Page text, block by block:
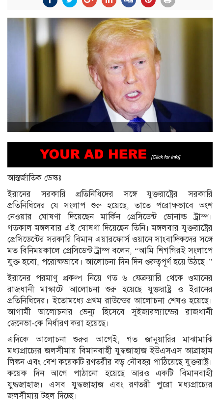
আন্তর্জাতিক ডেস্কঃ
ইরানের সরকারি প্রতিনিধিদের সঙ্গে যুক্তরাষ্ট্রের সরকারি
প্রতিনিধিদের যে সংলাপ শুরু হয়েছে, তাতে পরোক্ষভাবে অংশ
নেওয়ার ঘোষণা দিয়েছেন মার্কিন প্রেসিডেন্ট ডোনাল্ড ট্রাম্প।
গতকাল মঙ্গলবার এই ঘোষণা দিয়েছেন তিনি। মঙ্গলবার যুক্তরাষ্ট্রের
প্রেসিডেন্টের সরকারি বিমান এয়ারফোর্স ওয়ানে সাংবাদিকদের সঙ্গে
মত বিনিময়কালে প্রেসিডেন্ট ট্রাম্প বলেন, “আমি শিগগিরই সংলাপে
যুক্ত হবো, পরোক্ষভাবে। আলোচনা দিন দিন গুরুত্বপূর্ণ হয়ে উঠছে।”
ইরানের পরমাণু প্রকল্প নিয়ে গত ৬ ফেব্রুয়ারি থেকে ওমানের
রাজধানী মাস্কাটে আলোচনা শুরু হয়েছে যুক্তরাষ্ট্র ও ইরানের
প্রতিনিধিদের। ইতোমধ্যে প্রথম রাউন্ডের আলোচনা শেষও হয়েছে।
আগামী আলোচনার ভেন্যু হিসেবে সুইজারল্যান্ডের রাজধানী
জেনেভা-কে নির্ধারণ করা হয়েছে।
এদিকে আলোচনা শুরুর আগেই, গত জানুয়ারির মাঝামাঝি
মধ্যপ্রাচ্যের জলসীমায় বিমানবাহী যুদ্ধজাহাজ ইউএসএস আব্রাহাম
লিঙ্কন এবং বেশ কয়েকটি রণতরীর বড় নৌবহর পাঠিয়েছে যুক্তরাষ্ট্র।
কয়েক দিন আগে পাঠানো হয়েছে আরও একটি বিমানবাহী
যুদ্ধজাহাজ। এসব যুদ্ধজাহাজ এবং রণতরী পুরো মধ্যপ্রাচ্যের
জলসীমায় টহল দিচ্ছে।